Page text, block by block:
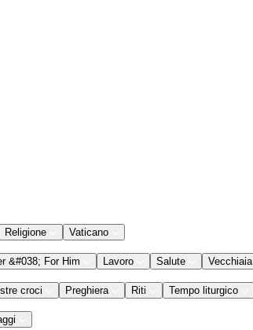
Religione Vaticano
&#038; For Him Lavoro Salute Vecchiaia
croci Preghiera Riti Tempo liturgico